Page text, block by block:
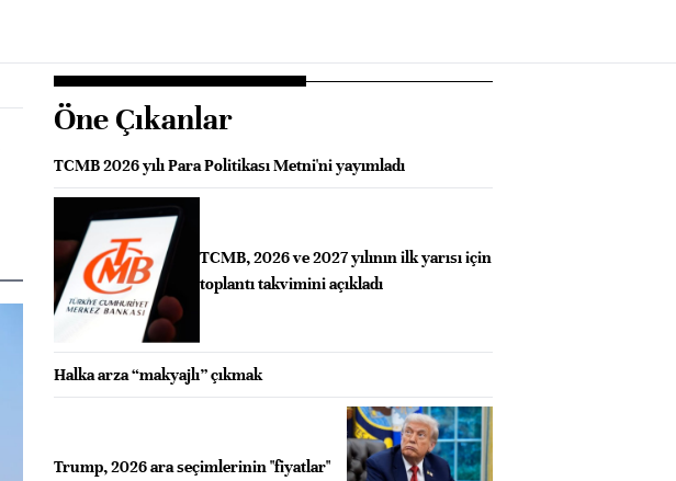
Öne Çıkanlar
TCMB 2026 yılı Para Politikası Metni'ni yayımladı
TCMB, 2026 ve 2027 yılının ilk yarısı için
toplantı takvimini açıkladı
Halka arza “makyajlı” çıkmak
Trump, 2026 ara seçimlerinin "fiyatlar"